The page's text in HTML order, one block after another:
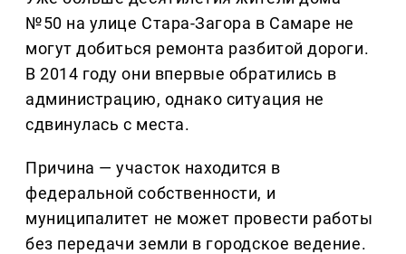
№50 на улице Стара-Загора в Самаре не
могут добиться ремонта разбитой дороги.
В 2014 году они впервые обратились в
администрацию, однако ситуация не
сдвинулась с места.
Причина — участок находится в
федеральной собственности, и
муниципалитет не может провести работы
без передачи земли в городское ведение.